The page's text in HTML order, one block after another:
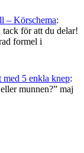
– Körschema:
tack för att du delar!
formel i
5 enkla knep:
munnen?” maj